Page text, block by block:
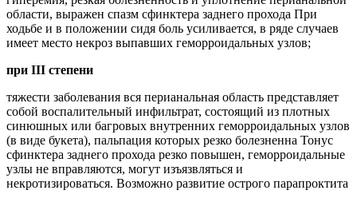
области, выражен спазм сфинктера заднего прохода При
ходьбе и в положении сидя боль усиливается, в ряде случаев
имеет место некроз выпавших геморроидальных узлов;
при III степени
тяжести заболевания вся перианальная область представляет
собой воспалительный инфильтрат, состоящий из плотных
синюшных или багровых внутренних геморроидальных узлов
(в виде букета), пальпация которых резко болезненна Тонус
сфинктера заднего прохода резко повышен, геморроидальные
узлы не вправляются, могут изъязвляться и
некротизироваться. Возможно развитие острого парапроктита